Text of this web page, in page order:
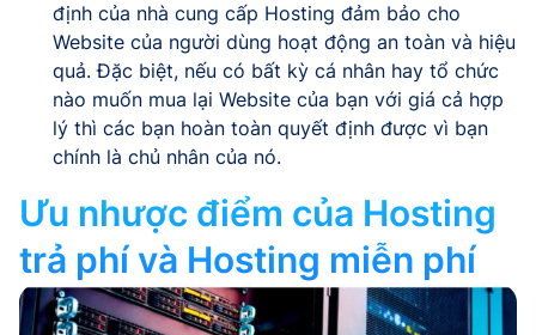
định của nhà cung cấp Hosting đảm bảo cho
Website của người dùng hoạt động an toàn và hiệu
quả. Đặc biệt, nếu có bất kỳ cá nhân hay tổ chức
nào muốn mua lại Website của bạn với giá cả hợp
lý thì các bạn hoàn toàn quyết định được vì bạn
chính là chủ nhân của nó.
Ưu nhược điểm của Hosting
trả phí và Hosting miễn phí